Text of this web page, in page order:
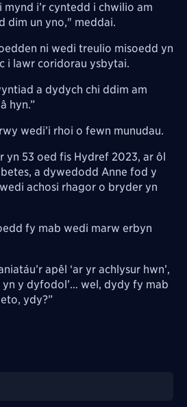
i’r cyntedd i chwilio am
dim un yno," meddai.
ni wedi treulio misoedd yn
i lawr coridorau ysbytai.
a dydych chi ddim am
hyn.”
wedi’i rhoi o fewn munudau.
yn 53 oed fis Hydref 2023, ar ôl
a dywedodd Anne fod y
achosi rhagor o bryder yn
fy mab wedi marw erbyn
apêl ‘ar yr achlysur hwn’,
yn y dyfodol’… wel, dydy fy mab
ydy?”